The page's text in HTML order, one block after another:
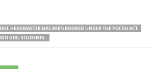
HEADMASTER HAS BEEN BOOKED UNDER THE POCSO ACT
GIRL STUDENTS.